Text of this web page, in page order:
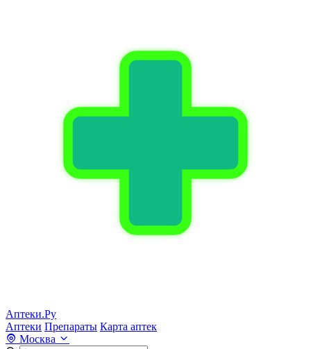
Аптеки.Ру
Аптеки Препараты Карта аптек
Москва